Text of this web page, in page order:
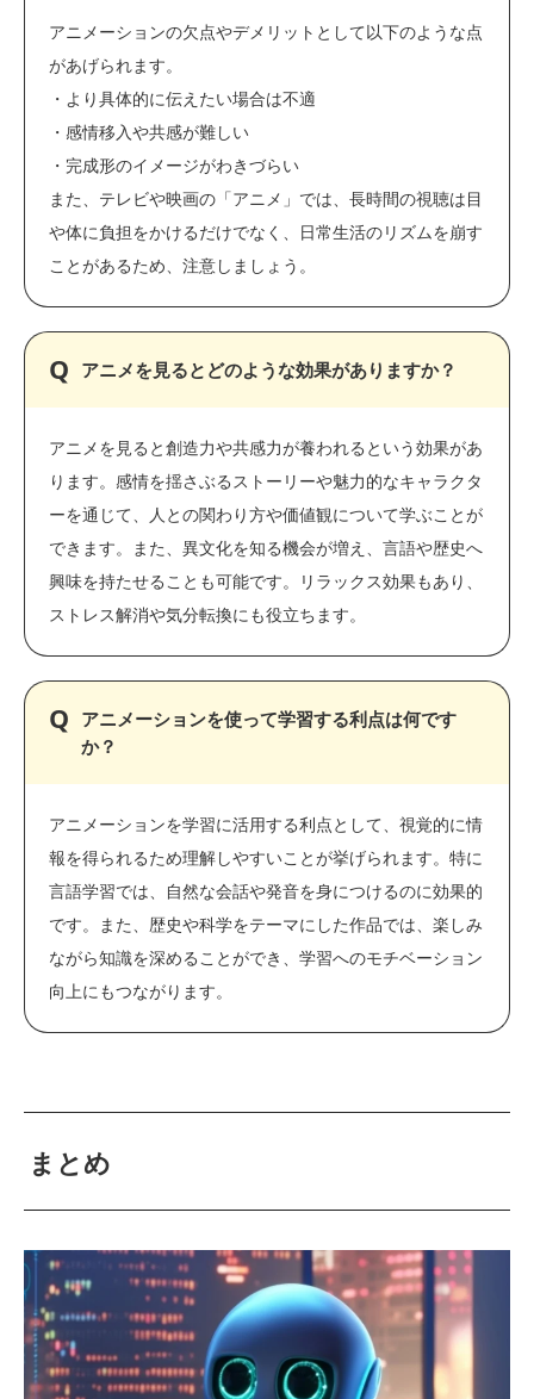
アニメーションの欠点やデメリットとして以下のような点
があげられます。
・より具体的に伝えたい場合は不適
・感情移入や共感が難しい
・完成形のイメージがわきづらい
また、テレビや映画の「アニメ」では、長時間の視聴は目
や体に負担をかけるだけでなく、日常生活のリズムを崩す
ことがあるため、注意しましょう。
アニメを見るとどのような効果がありますか？
アニメを見ると創造力や共感力が養われるという効果があ
ります。感情を揺さぶるストーリーや魅力的なキャラクタ
ーを通じて、人との関わり方や価値観について学ぶことが
できます。また、異文化を知る機会が増え、言語や歴史へ
興味を持たせることも可能です。リラックス効果もあり、
ストレス解消や気分転換にも役立ちます。
アニメーションを使って学習する利点は何です
か？
アニメーションを学習に活用する利点として、視覚的に情
報を得られるため理解しやすいことが挙げられます。特に
言語学習では、自然な会話や発音を身につけるのに効果的
です。また、歴史や科学をテーマにした作品では、楽しみ
ながら知識を深めることができ、学習へのモチベーション
向上にもつながります。
まとめ